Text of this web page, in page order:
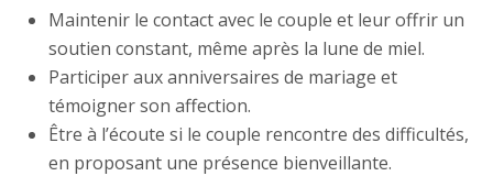
Maintenir le contact avec le couple et leur offrir un
soutien constant, même après la lune de miel.
Participer aux anniversaires de mariage et
témoigner son affection.
Être à l’écoute si le couple rencontre des difficultés,
en proposant une présence bienveillante.